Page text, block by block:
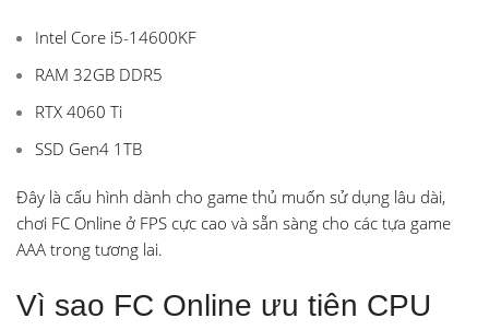
Intel Core i5-14600KF
RAM 32GB DDR5
RTX 4060 Ti
SSD Gen4 1TB
Đây là cấu hình dành cho game thủ muốn sử dụng lâu dài,
chơi FC Online ở FPS cực cao và sẵn sàng cho các tựa game
AAA trong tương lai.
Vì sao FC Online ưu tiên CPU